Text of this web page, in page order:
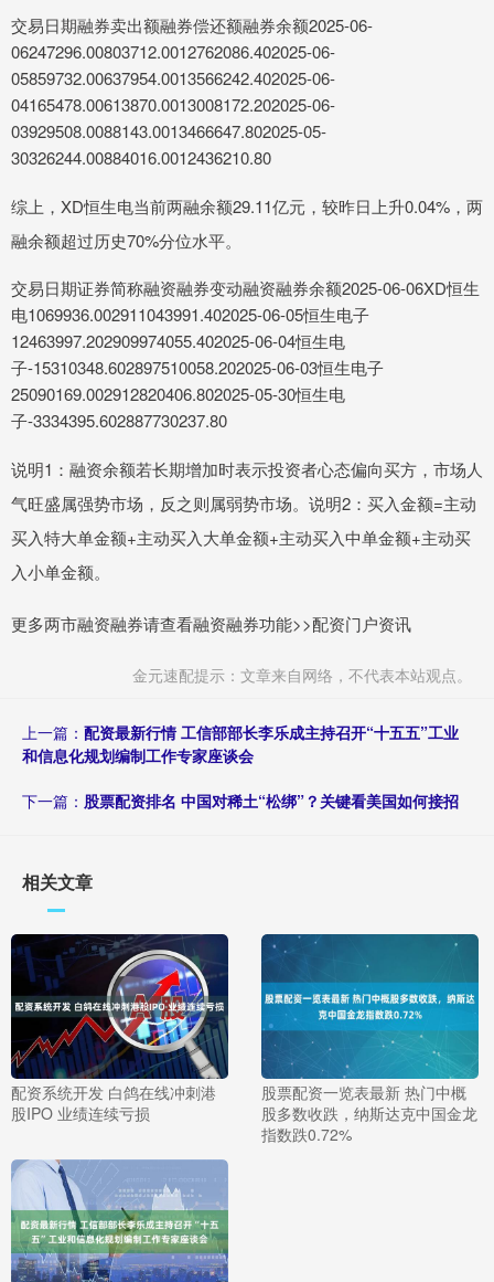
交易日期融券卖出额融券偿还额融券余额2025-06-
06247296.00803712.0012762086.402025-06-
05859732.00637954.0013566242.402025-06-
04165478.00613870.0013008172.202025-06-
03929508.0088143.0013466647.802025-05-
30326244.00884016.0012436210.80
综上，XD恒生电当前两融余额29.11亿元，较昨日上升0.04%，两
融余额超过历史70%分位水平。
交易日期证券简称融资融券变动融资融券余额2025-06-06XD恒生
电1069936.002911043991.402025-06-05恒生电子
12463997.202909974055.402025-06-04恒生电
子-15310348.602897510058.202025-06-03恒生电子
25090169.002912820406.802025-05-30恒生电
子-3334395.602887730237.80
说明1：融资余额若长期增加时表示投资者心态偏向买方，市场人
气旺盛属强势市场，反之则属弱势市场。说明2：买入金额=主动
买入特大单金额+主动买入大单金额+主动买入中单金额+主动买
入小单金额。
更多两市融资融券请查看融资融券功能>>配资门户资讯
金元速配提示：文章来自网络，不代表本站观点。
上一篇： 配资最新行情 工信部部长李乐成主持召开“十五五”工业
和信息化规划编制工作专家座谈会
下一篇： 股票配资排名 中国对稀土“松绑”？关键看美国如何接招
相关文章
配资系统开发 白鸽在线冲刺港
股IPO 业绩连续亏损
股票配资一览表最新 热门中概
股多数收跌，纳斯达克中国金龙
指数跌0.72%